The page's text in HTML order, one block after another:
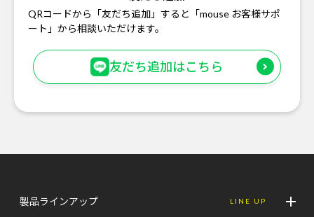
QRコードから「友だち追加」すると「mouse お客様サポ
ート」から相談いただけます。
友だち追加はこちら
製品ラインアップ LINE UP